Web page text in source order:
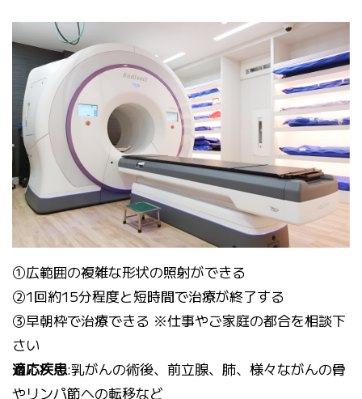
①広範囲の複雑な形状の照射ができる
②1回約15分程度と短時間で治療が終了する
③早朝枠で治療できる ※仕事やご家庭の都合を相談下
さい
適応疾患:乳がんの術後、前立腺、肺、様々ながんの骨
やリンパ節への転移など